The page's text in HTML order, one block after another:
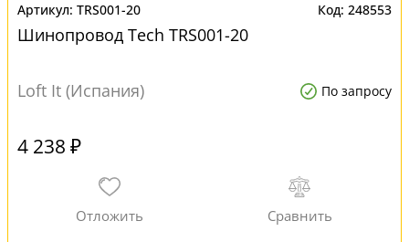
TRS001-20 248553
Шинопровод Tech TRS001-20
Loft It (Испания) По запросу
4 238 ₽